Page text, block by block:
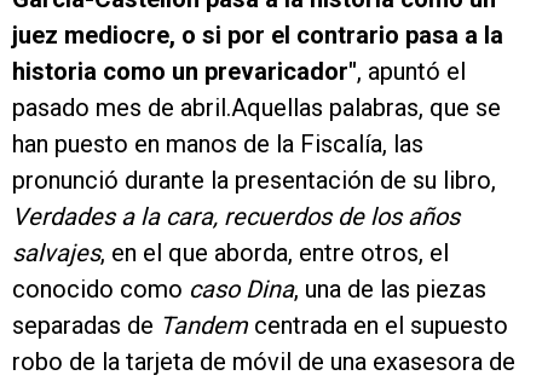
juez mediocre, o si por el contrario pasa a la
historia como un prevaricador", apuntó el
pasado mes de abril.Aquellas palabras, que se
han puesto en manos de la Fiscalía, las
pronunció durante la presentación de su libro,
Verdades a la cara, recuerdos de los años
salvajes, en el que aborda, entre otros, el
conocido como caso Dina, una de las piezas
separadas de Tandem centrada en el supuesto
robo de la tarjeta de móvil de una exasesora de